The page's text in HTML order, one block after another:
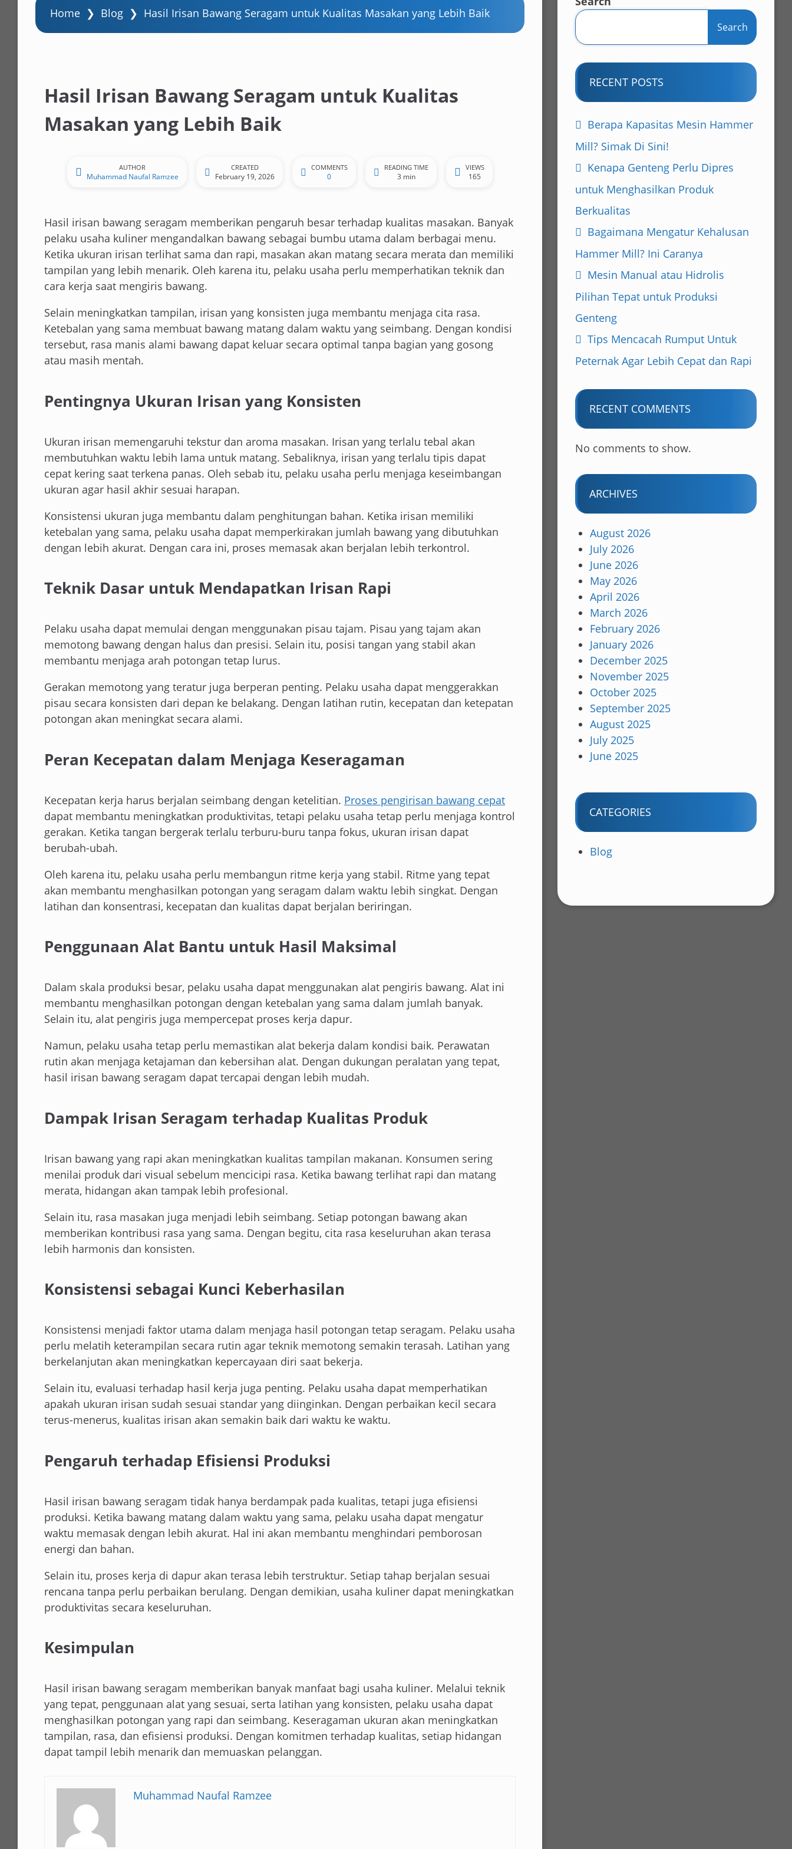
Home ❯ Blog ❯ Hasil Irisan Bawang Seragam untuk Kualitas Masakan yang Lebih Baik
Hasil Irisan Bawang Seragam untuk Kualitas
Masakan yang Lebih Baik
AUTHOR
Muhammad Naufal Ramzee
CREATED
February 19, 2026
COMMENTS
0
READING TIME
3 min
VIEWS
165
Hasil irisan bawang seragam memberikan pengaruh besar terhadap kualitas masakan. Banyak
pelaku usaha kuliner mengandalkan bawang sebagai bumbu utama dalam berbagai menu.
Ketika ukuran irisan terlihat sama dan rapi, masakan akan matang secara merata dan memiliki
tampilan yang lebih menarik. Oleh karena itu, pelaku usaha perlu memperhatikan teknik dan
cara kerja saat mengiris bawang.
Selain meningkatkan tampilan, irisan yang konsisten juga membantu menjaga cita rasa.
Ketebalan yang sama membuat bawang matang dalam waktu yang seimbang. Dengan kondisi
tersebut, rasa manis alami bawang dapat keluar secara optimal tanpa bagian yang gosong
atau masih mentah.
Pentingnya Ukuran Irisan yang Konsisten
Ukuran irisan memengaruhi tekstur dan aroma masakan. Irisan yang terlalu tebal akan
membutuhkan waktu lebih lama untuk matang. Sebaliknya, irisan yang terlalu tipis dapat
cepat kering saat terkena panas. Oleh sebab itu, pelaku usaha perlu menjaga keseimbangan
ukuran agar hasil akhir sesuai harapan.
Konsistensi ukuran juga membantu dalam penghitungan bahan. Ketika irisan memiliki
ketebalan yang sama, pelaku usaha dapat memperkirakan jumlah bawang yang dibutuhkan
dengan lebih akurat. Dengan cara ini, proses memasak akan berjalan lebih terkontrol.
Teknik Dasar untuk Mendapatkan Irisan Rapi
Pelaku usaha dapat memulai dengan menggunakan pisau tajam. Pisau yang tajam akan
memotong bawang dengan halus dan presisi. Selain itu, posisi tangan yang stabil akan
membantu menjaga arah potongan tetap lurus.
Gerakan memotong yang teratur juga berperan penting. Pelaku usaha dapat menggerakkan
pisau secara konsisten dari depan ke belakang. Dengan latihan rutin, kecepatan dan ketepatan
potongan akan meningkat secara alami.
Peran Kecepatan dalam Menjaga Keseragaman
Kecepatan kerja harus berjalan seimbang dengan ketelitian. Proses pengirisan bawang cepat
dapat membantu meningkatkan produktivitas, tetapi pelaku usaha tetap perlu menjaga kontrol
gerakan. Ketika tangan bergerak terlalu terburu-buru tanpa fokus, ukuran irisan dapat
berubah-ubah.
Oleh karena itu, pelaku usaha perlu membangun ritme kerja yang stabil. Ritme yang tepat
akan membantu menghasilkan potongan yang seragam dalam waktu lebih singkat. Dengan
latihan dan konsentrasi, kecepatan dan kualitas dapat berjalan beriringan.
Penggunaan Alat Bantu untuk Hasil Maksimal
Dalam skala produksi besar, pelaku usaha dapat menggunakan alat pengiris bawang. Alat ini
membantu menghasilkan potongan dengan ketebalan yang sama dalam jumlah banyak.
Selain itu, alat pengiris juga mempercepat proses kerja dapur.
Namun, pelaku usaha tetap perlu memastikan alat bekerja dalam kondisi baik. Perawatan
rutin akan menjaga ketajaman dan kebersihan alat. Dengan dukungan peralatan yang tepat,
hasil irisan bawang seragam dapat tercapai dengan lebih mudah.
Dampak Irisan Seragam terhadap Kualitas Produk
Irisan bawang yang rapi akan meningkatkan kualitas tampilan makanan. Konsumen sering
menilai produk dari visual sebelum mencicipi rasa. Ketika bawang terlihat rapi dan matang
merata, hidangan akan tampak lebih profesional.
Selain itu, rasa masakan juga menjadi lebih seimbang. Setiap potongan bawang akan
memberikan kontribusi rasa yang sama. Dengan begitu, cita rasa keseluruhan akan terasa
lebih harmonis dan konsisten.
Konsistensi sebagai Kunci Keberhasilan
Konsistensi menjadi faktor utama dalam menjaga hasil potongan tetap seragam. Pelaku usaha
perlu melatih keterampilan secara rutin agar teknik memotong semakin terasah. Latihan yang
berkelanjutan akan meningkatkan kepercayaan diri saat bekerja.
Selain itu, evaluasi terhadap hasil kerja juga penting. Pelaku usaha dapat memperhatikan
apakah ukuran irisan sudah sesuai standar yang diinginkan. Dengan perbaikan kecil secara
terus-menerus, kualitas irisan akan semakin baik dari waktu ke waktu.
Pengaruh terhadap Efisiensi Produksi
Hasil irisan bawang seragam tidak hanya berdampak pada kualitas, tetapi juga efisiensi
produksi. Ketika bawang matang dalam waktu yang sama, pelaku usaha dapat mengatur
waktu memasak dengan lebih akurat. Hal ini akan membantu menghindari pemborosan
energi dan bahan.
Selain itu, proses kerja di dapur akan terasa lebih terstruktur. Setiap tahap berjalan sesuai
rencana tanpa perlu perbaikan berulang. Dengan demikian, usaha kuliner dapat meningkatkan
produktivitas secara keseluruhan.
Kesimpulan
Hasil irisan bawang seragam memberikan banyak manfaat bagi usaha kuliner. Melalui teknik
yang tepat, penggunaan alat yang sesuai, serta latihan yang konsisten, pelaku usaha dapat
menghasilkan potongan yang rapi dan seimbang. Keseragaman ukuran akan meningkatkan
tampilan, rasa, dan efisiensi produksi. Dengan komitmen terhadap kualitas, setiap hidangan
dapat tampil lebih menarik dan memuaskan pelanggan.
Muhammad Naufal Ramzee
Search
RECENT POSTS
Berapa Kapasitas Mesin Hammer
Mill? Simak Di Sini!
Kenapa Genteng Perlu Dipres
untuk Menghasilkan Produk
Berkualitas
Bagaimana Mengatur Kehalusan
Hammer Mill? Ini Caranya
Mesin Manual atau Hidrolis
Pilihan Tepat untuk Produksi
Genteng
Tips Mencacah Rumput Untuk
Peternak Agar Lebih Cepat dan Rapi
RECENT COMMENTS
No comments to show.
ARCHIVES
August 2026
July 2026
June 2026
May 2026
April 2026
March 2026
February 2026
January 2026
December 2025
November 2025
October 2025
September 2025
August 2025
July 2025
June 2025
CATEGORIES
Blog